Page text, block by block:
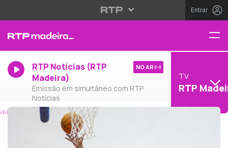
Entrar
RTP Notícias (RTP
Madeira)
Emissão em simultâneo com RTP
Notícias
NO AR
TV
RTP